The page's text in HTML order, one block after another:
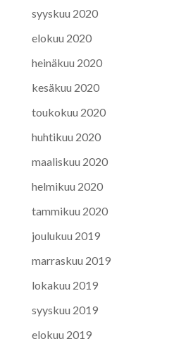
syyskuu 2020
elokuu 2020
heinäkuu 2020
kesäkuu 2020
toukokuu 2020
huhtikuu 2020
maaliskuu 2020
helmikuu 2020
tammikuu 2020
joulukuu 2019
marraskuu 2019
lokakuu 2019
syyskuu 2019
elokuu 2019